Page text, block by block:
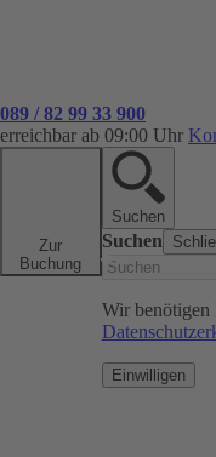
089 / 82 99 33 900
erreichbar ab 09:00 Uhr
Zur
Buchung
Suchen
Suchen
Wir benötigen
Einwilligen